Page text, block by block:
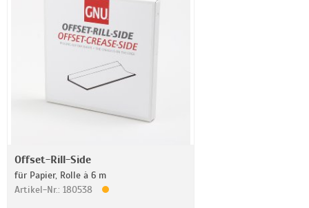
Offset-Rill-Side
für Papier, Rolle à 6 m
Artikel-Nr.: 180538